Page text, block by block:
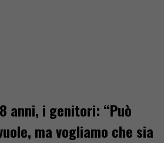
anni, i genitori: “Può
ma vogliamo che sia